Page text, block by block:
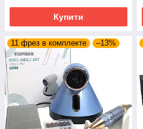
Купити
11 фрез в комплекте –13%